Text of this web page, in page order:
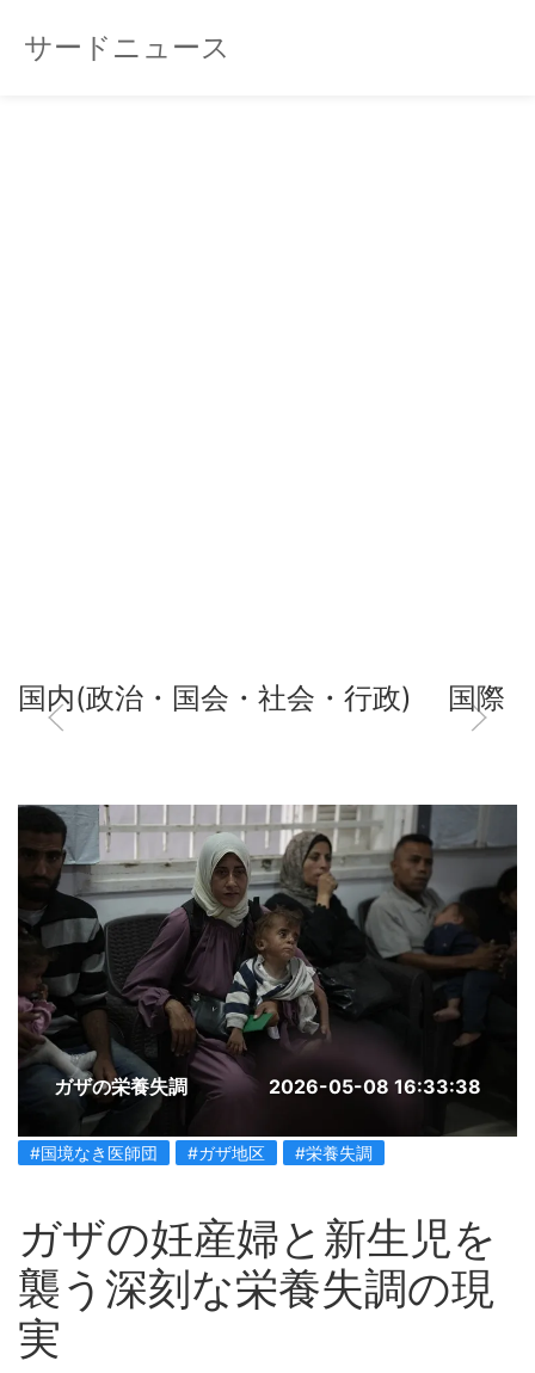
サードニュース
国内(政治・国会・社会・行政) 国際
ガザの栄養失調 2026-05-08 16:33:38
#国境なき医師団 #ガザ地区 #栄養失調
ガザの妊産婦と新生児を
襲う深刻な栄養失調の現
実